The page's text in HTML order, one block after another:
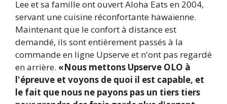
Lee et sa famille ont ouvert Aloha Eats en 2004,
servant une cuisine réconfortante hawaïenne.
Maintenant que le confort à distance est
demandé, ils sont entièrement passés à la
commande en ligne Upserve et n'ont pas regardé
en arrière. «Nous mettons Upserve OLO à
l'épreuve et voyons de quoi il est capable, et
le fait que nous ne payons pas un tiers tiers